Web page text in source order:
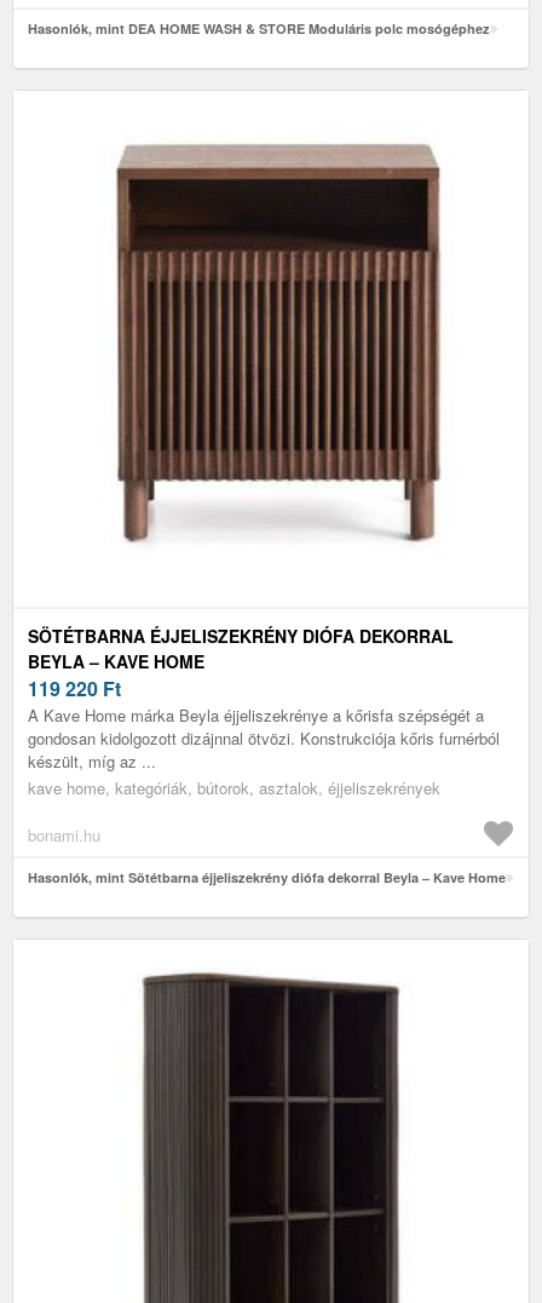
Hasonlók, mint DEA HOME WASH & STORE Moduláris polc mosógéphez
SÖTÉTBARNA ÉJJELISZEKRÉNY DIÓFA DEKORRAL
BEYLA – KAVE HOME
119 220 Ft
A Kave Home márka Beyla éjjeliszekrénye a kőrisfa szépségét a
gondosan kidolgozott dizájnnal ötvözi. Konstrukciója kőris furnérból
készült, míg az ...
kave home, kategóriák, bútorok, asztalok, éjjeliszekrények
bonami.hu
Hasonlók, mint Sötétbarna éjjeliszekrény diófa dekorral Beyla – Kave Home